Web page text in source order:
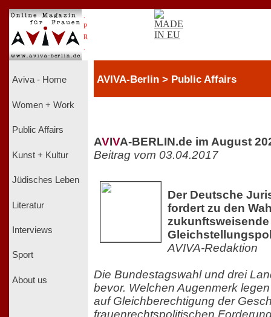
P
R
Aviva - Home
Women + Work
Public Affairs
Kunst + Kultur
Jüdisches Leben
Literatur
Interviews
Sport
About us
AVIVA-Berlin > Public Affairs
AVIVA-BERLIN.de im August
Beitrag vom 03.04.2017
Der Deutsche
fordert zu den
zukunftsweisende
AVIVA-Redaktion
Die Bundestagswahl und drei
bevor. Welchen Augenmerk
auf Gleichberechtigung der
frauenrechtspolitischen